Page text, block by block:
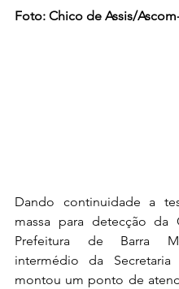
Foto: Chico de Assis/
Dando continuidade a
massa para detecção da
Prefeitura de Barra
intermédio da Secretaria
montou um ponto de